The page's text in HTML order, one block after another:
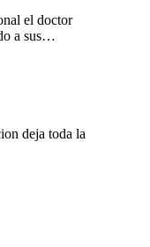
el doctor
a sus
de dudas y
a seguir
,un
deja toda la